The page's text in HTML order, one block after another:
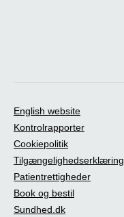
English website
Kontrolrapporter
Cookiepolitik
Tilgængelighedserklæring
Patientrettigheder
Book og bestil
Sundhed.dk